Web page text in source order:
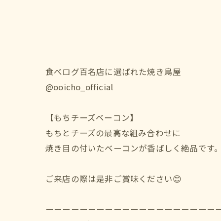
食べログ百名店に選ばれた焼き鳥屋
@ooicho_official
【もちチーズベーコン】
もちとチーズの最高な組み合わせに
焼き目の付いたベーコンが香ばしく絶品です
ご来店の際は是非ご賞味ください😊
ーーーーーーーーーーーーーーーーーーーー